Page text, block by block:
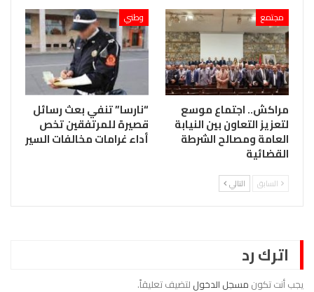
مجتمع
مراكش.. اجتماع موسع
لتعزيز التعاون بين النيابة
العامة ومصالح الشرطة
القضائية
وطني
“نارسا” تنفي بعث رسائل
قصيرة للمرتفقين تخص
أداء غرامات مخالفات السير
السابق التالي
اترك رد
يجب أنت تكون مسجل الدخول لتضيف تعليقاً.